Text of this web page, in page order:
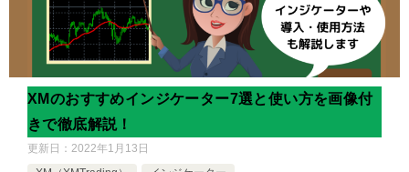
XMのおすすめインジケーター7選と使い方を画像付
きで徹底解説！
更新日： 2022年1月13日